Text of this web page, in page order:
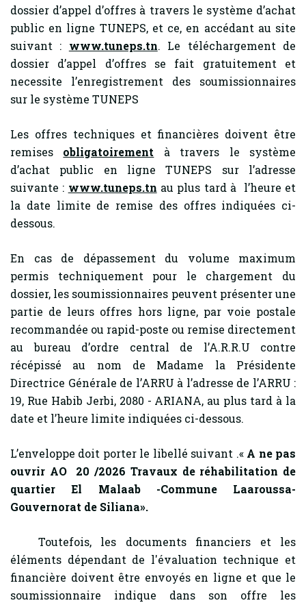
dossier d’appel d’offres à travers le système d’achat
public en ligne TUNEPS, et ce, en accédant au site
suivant : www.tuneps.tn. Le téléchargement de
dossier d’appel d’offres se fait gratuitement et
necessite l’enregistrement des soumissionnaires
sur le système TUNEPS
Les offres techniques et financières doivent être
remises obligatoirement à travers le système
d’achat public en ligne TUNEPS sur l’adresse
suivante : www.tuneps.tn au plus tard à l’heure et
la date limite de remise des offres indiquées ci-
dessous.
En cas de dépassement du volume maximum
permis techniquement pour le chargement du
dossier, les soumissionnaires peuvent présenter une
partie de leurs offres hors ligne, par voie postale
recommandée ou rapid-poste ou remise directement
au bureau d’ordre central de l’A.R.R.U contre
récépissé au nom de Madame la Présidente
Directrice Générale de l’ARRU à l’adresse de l’ARRU :
19, Rue Habib Jerbi, 2080 - ARIANA, au plus tard à la
date et l’heure limite indiquées ci-dessous.
L’enveloppe doit porter le libellé suivant .« A ne pas
ouvrir AO 20 /2026 Travaux de réhabilitation de
quartier El Malaab -Commune Laaroussa-
Gouvernorat de Siliana».
Toutefois, les documents financiers et les
éléments dépendant de l'évaluation technique et
financière doivent être envoyés en ligne et que le
soumissionnaire indique dans son offre les